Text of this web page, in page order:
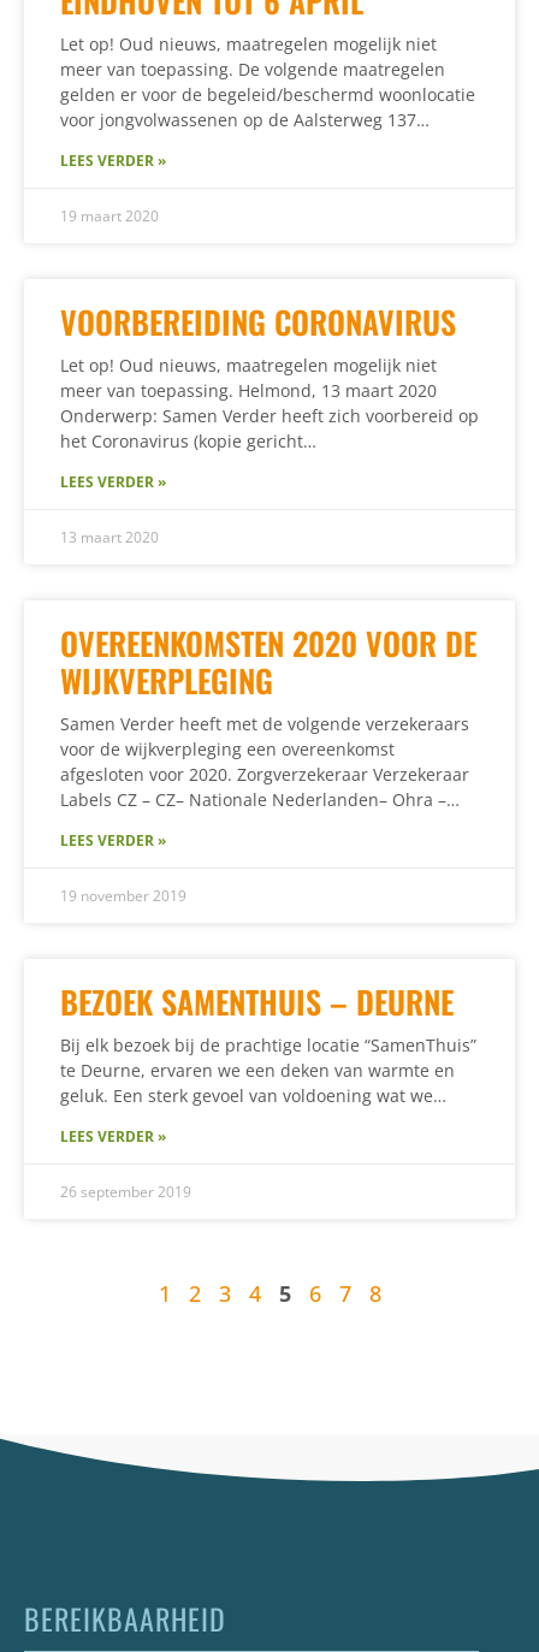
Let op! Oud nieuws, maatregelen mogelijk niet
meer van toepassing. De volgende maatregelen
gelden er voor de begeleid/beschermd woonlocatie
voor jongvolwassenen op de Aalsterweg 137…
LEES VERDER »
19 maart 2020
VOORBEREIDING CORONAVIRUS
Let op! Oud nieuws, maatregelen mogelijk niet
meer van toepassing. Helmond, 13 maart 2020
Onderwerp: Samen Verder heeft zich voorbereid op
het Coronavirus (kopie gericht…
LEES VERDER »
13 maart 2020
OVEREENKOMSTEN 2020 VOOR DE
WIJKVERPLEGING
Samen Verder heeft met de volgende verzekeraars
voor de wijkverpleging een overeenkomst
afgesloten voor 2020. Zorgverzekeraar Verzekeraar
Labels CZ – CZ– Nationale Nederlanden– Ohra –…
LEES VERDER »
19 november 2019
BEZOEK SAMENTHUIS – DEURNE
Bij elk bezoek bij de prachtige locatie “SamenThuis”
te Deurne, ervaren we een deken van warmte en
geluk. Een sterk gevoel van voldoening wat we…
LEES VERDER »
26 september 2019
1 2 3 4 5 6 7 8
BEREIKBAARHEID